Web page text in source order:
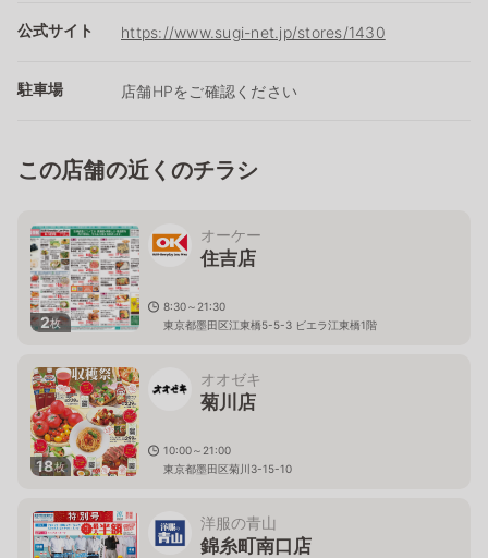
公式サイト https://www.sugi-net.jp/stores/1430
駐車場 店舗HPをご確認ください
この店舗の近くのチラシ
2枚
オーケー
住吉店
8:30～21:30
東京都墨田区江東橋5-5-3 ビエラ江東橋1階
18枚
オオゼキ
菊川店
10:00～21:00
東京都墨田区菊川3-15-10
洋服の青山
錦糸町南口店